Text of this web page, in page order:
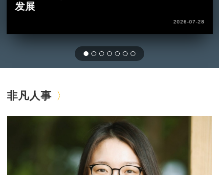
发展
2026-07-28
非凡人事